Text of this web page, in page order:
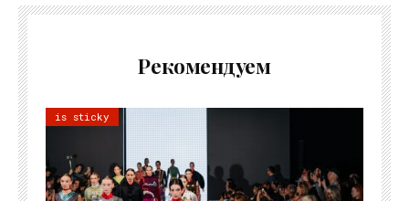
Рекомендуем
is sticky